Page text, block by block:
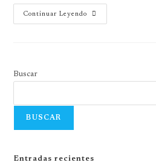
Continuar Leyendo
Buscar
BUSCAR
Entradas recientes